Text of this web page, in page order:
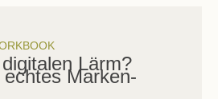
Lärm?
Marken-